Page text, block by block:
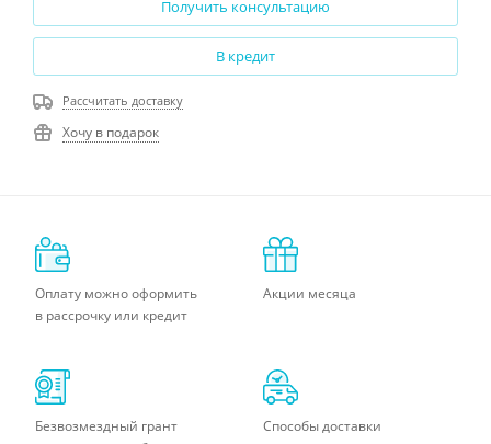
Получить консультацию
В кредит
Рассчитать доставку
Хочу в подарок
Оплату можно оформить
в рассрочку или кредит
Акции месяца
Безвозмездный грант
Способы доставки